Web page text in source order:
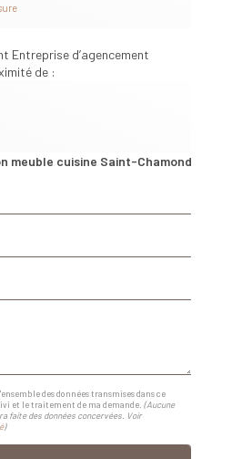
Entreprise d’agencement
de :
meuble cuisine Saint-Chamond
des données transmises dans ce
et le traitement de ma demande.(Aucune
faite des données concervées. Voir
)